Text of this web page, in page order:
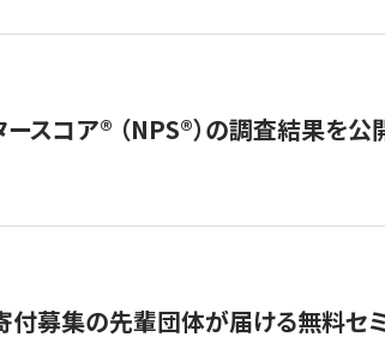
スコア®︎ （NPS®︎）の調査結果を公
付募集の先輩団体が届ける無料セ